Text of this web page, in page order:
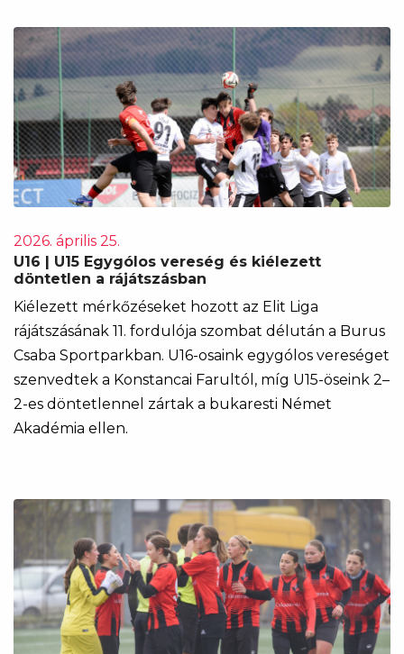
2026. április 25.
U16 | U15 Egygólos vereség és kiélezett
döntetlen a rájátszásban
Kiélezett mérkőzéseket hozott az Elit Liga
rájátszásának 11. fordulója szombat délután a Burus
Csaba Sportparkban. U16-osaink egygólos vereséget
szenvedtek a Konstancai Farultól, míg U15-öseink 2–
2-es döntetlennel zártak a bukaresti Német
Akadémia ellen.